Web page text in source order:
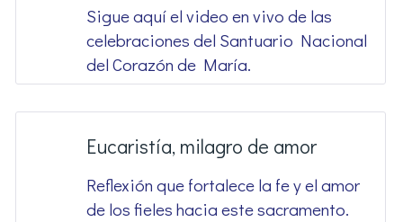
Sigue aquí el video en vivo de las
celebraciones del Santuario Nacional
del Corazón de María.
Eucaristía, milagro de amor
Reflexión que fortalece la fe y el amor
de los fieles hacia este sacramento.